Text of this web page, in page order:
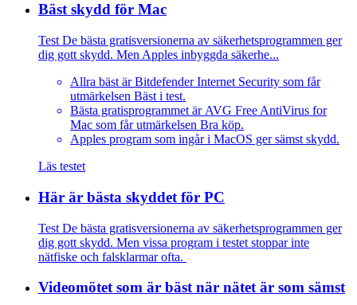
Bäst skydd för Mac
Test De bästa gratisversionerna av säkerhetsprogrammen ger
dig gott skydd. Men Apples inbyggda säkerhe...
Allra bäst är Bitdefender Internet Security som får
utmärkelsen Bäst i test.
Bästa gratisprogrammet är AVG Free AntiVirus for
Mac som får utmärkelsen Bra köp.
Apples program som ingår i MacOS ger sämst skydd.
Läs testet
Här är bästa skyddet för PC
Test De bästa gratisversionerna av säkerhetsprogrammen ger
dig gott skydd. Men vissa program i testet stoppar inte
nätfiske och falsklarmar ofta.
Videomötet som är bäst när nätet är som sämst